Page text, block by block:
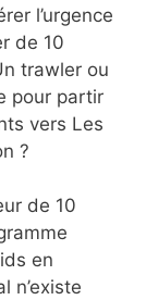
l’urgence
de 10
trawler ou
pour partir
vers Les
?
de 10
en
n’existe